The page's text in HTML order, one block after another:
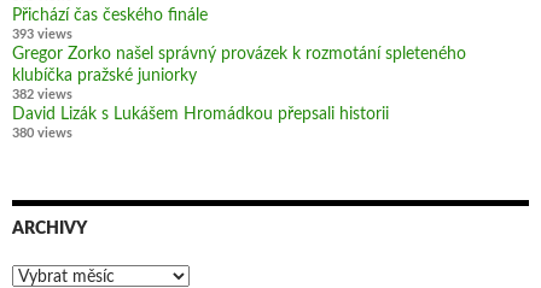
Přichází čas českého finále
393 views
Gregor Zorko našel správný provázek k rozmotání spleteného
klubíčka pražské juniorky
382 views
David Lizák s Lukášem Hromádkou přepsali historii
380 views
ARCHIVY
Archivy